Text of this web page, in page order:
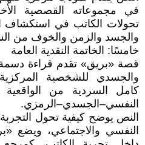
في مجموعاته القصصية
تحولات الكاتب في استكشاف
والجسد والزمن والخوف من
خامسًا: الخاتمة النقدية العامة
قصة «بريق» تقدم قراءة
والجسدي للشخصية
كامل السردية من الواقعية
النفسي–الجسدي–الرمزي.
النص يوضح كيفية تحول
النفسي والاجتماعي، ويضع